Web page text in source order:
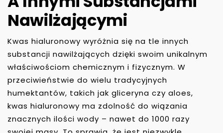
Nawilżającymi
Kwas hialuronowy wyróżnia się na tle innych
substancji nawilżających dzięki swoim unikalnym
właściwościom chemicznym i fizycznym. W
przeciwieństwie do wielu tradycyjnych
humektantów, takich jak gliceryna czy aloes,
kwas hialuronowy ma zdolność do wiązania
znacznych ilości wody – nawet do 1000 razy